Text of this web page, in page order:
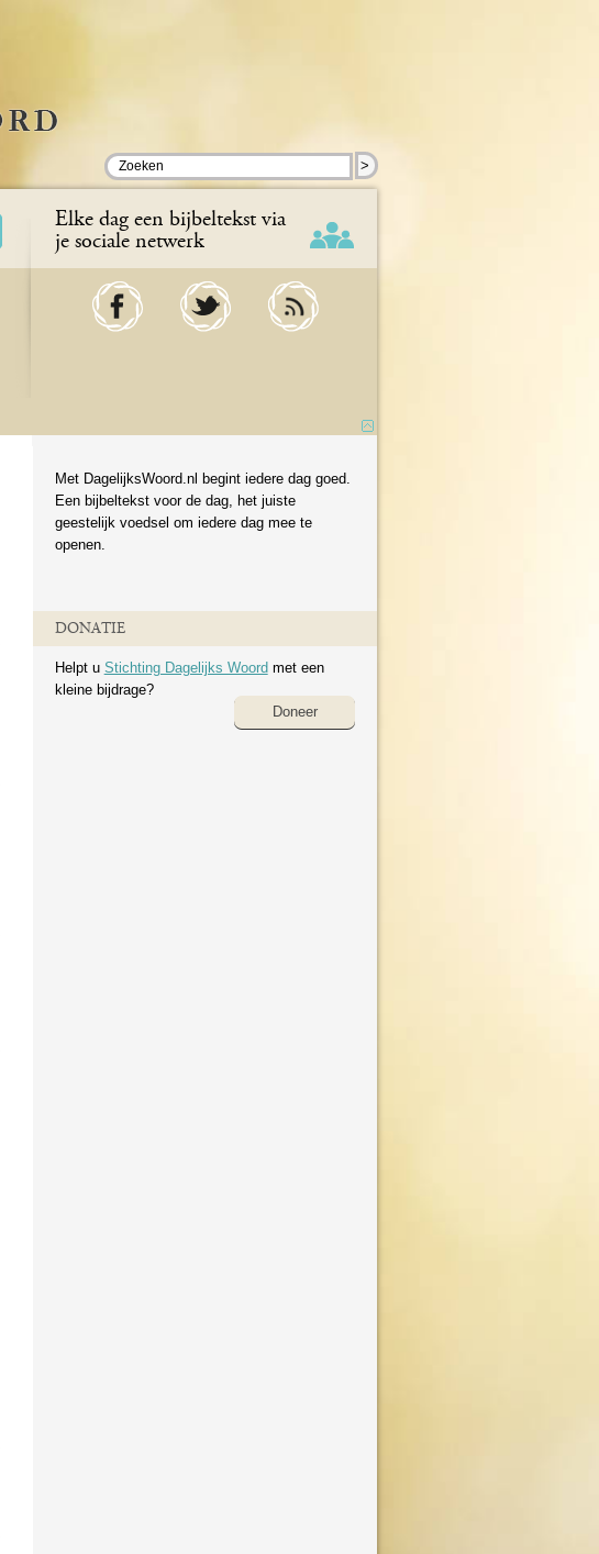
>
Elke dag een bijbeltekst via
je sociale netwerk
Met DagelijksWoord.nl begint iedere dag goed.
Een bijbeltekst voor de dag, het juiste
geestelijk voedsel om iedere dag mee te
openen.
DONATIE
Helpt u Stichting Dagelijks Woord met een
kleine bijdrage?
Doneer